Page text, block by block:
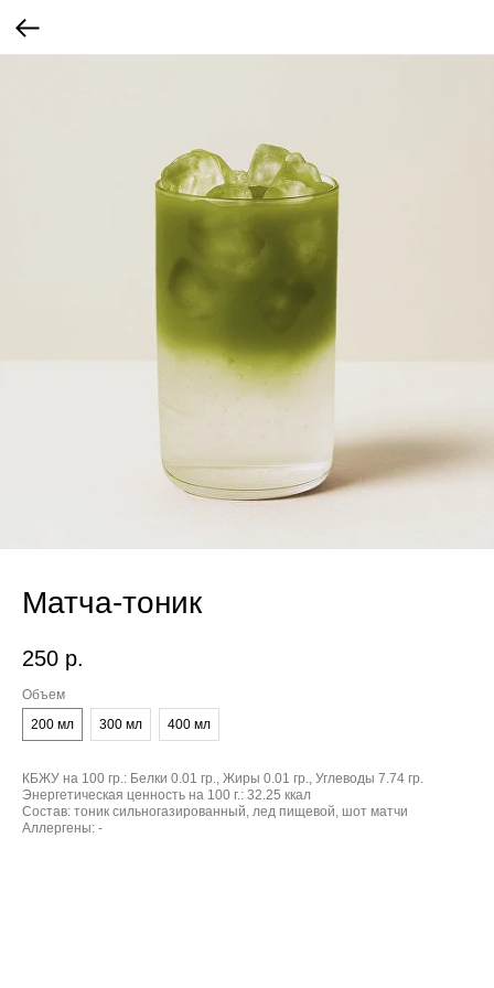
Матча-тоник
250 р.
Объем
200 мл
300 мл 400 мл
КБЖУ на 100 гр.: Белки 0.01 гр., Жиры 0.01 гр., Углеводы 7.74 гр.
Энергетическая ценность на 100 г.: 32.25 ккал
Состав: тоник сильногазированный, лед пищевой, шот матчи
Аллергены: -